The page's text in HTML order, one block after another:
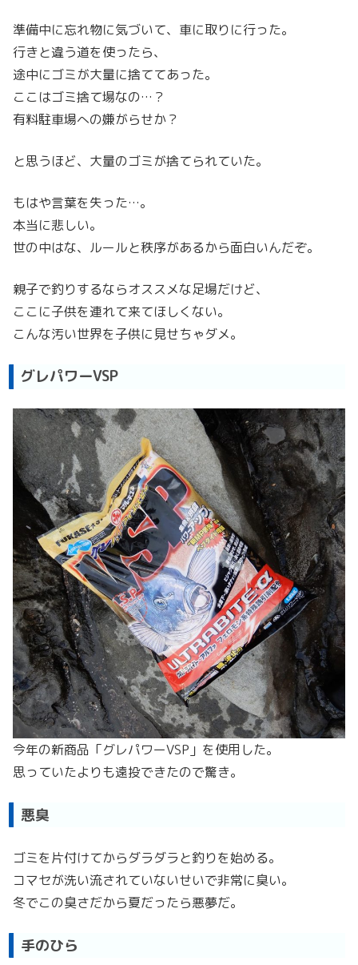
準備中に忘れ物に気づいて、車に取りに行った。
行きと違う道を使ったら、
途中にゴミが大量に捨ててあった。
ここはゴミ捨て場なの…？
有料駐車場への嫌がらせか？
と思うほど、大量のゴミが捨てられていた。
もはや言葉を失った…。
本当に悲しい。
世の中はな、ルールと秩序があるから面白いんだぞ。
親子で釣りするならオススメな足場だけど、
ここに子供を連れて来てほしくない。
こんな汚い世界を子供に見せちゃダメ。
グレパワーVSP
今年の新商品「グレパワーVSP」を使用した。
思っていたよりも遠投できたので驚き。
悪臭
ゴミを片付けてからダラダラと釣りを始める。
コマセが洗い流されていないせいで非常に臭い。
冬でこの臭さだから夏だったら悪夢だ。
手のひら